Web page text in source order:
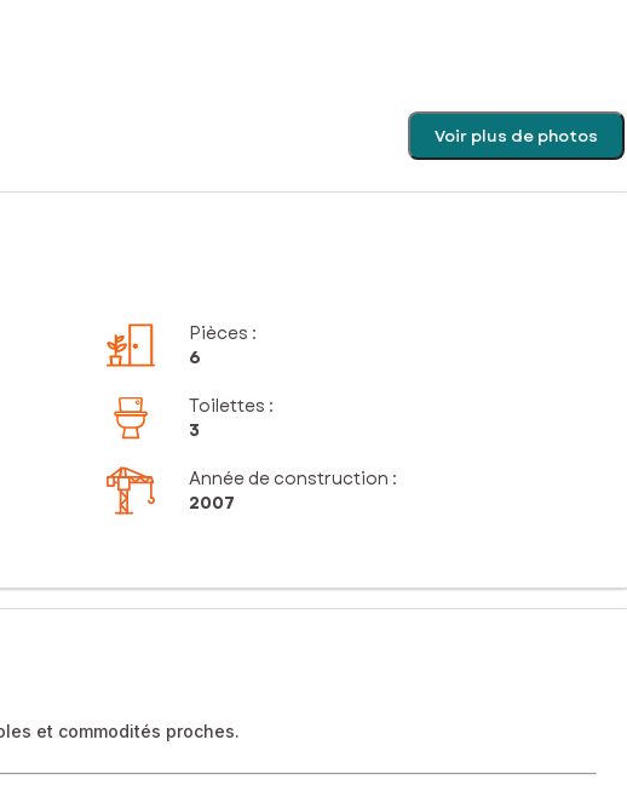
Voir plus de photos
Pièces :
6
Toilettes :
3
Année de construction :
2007
et commodités proches.